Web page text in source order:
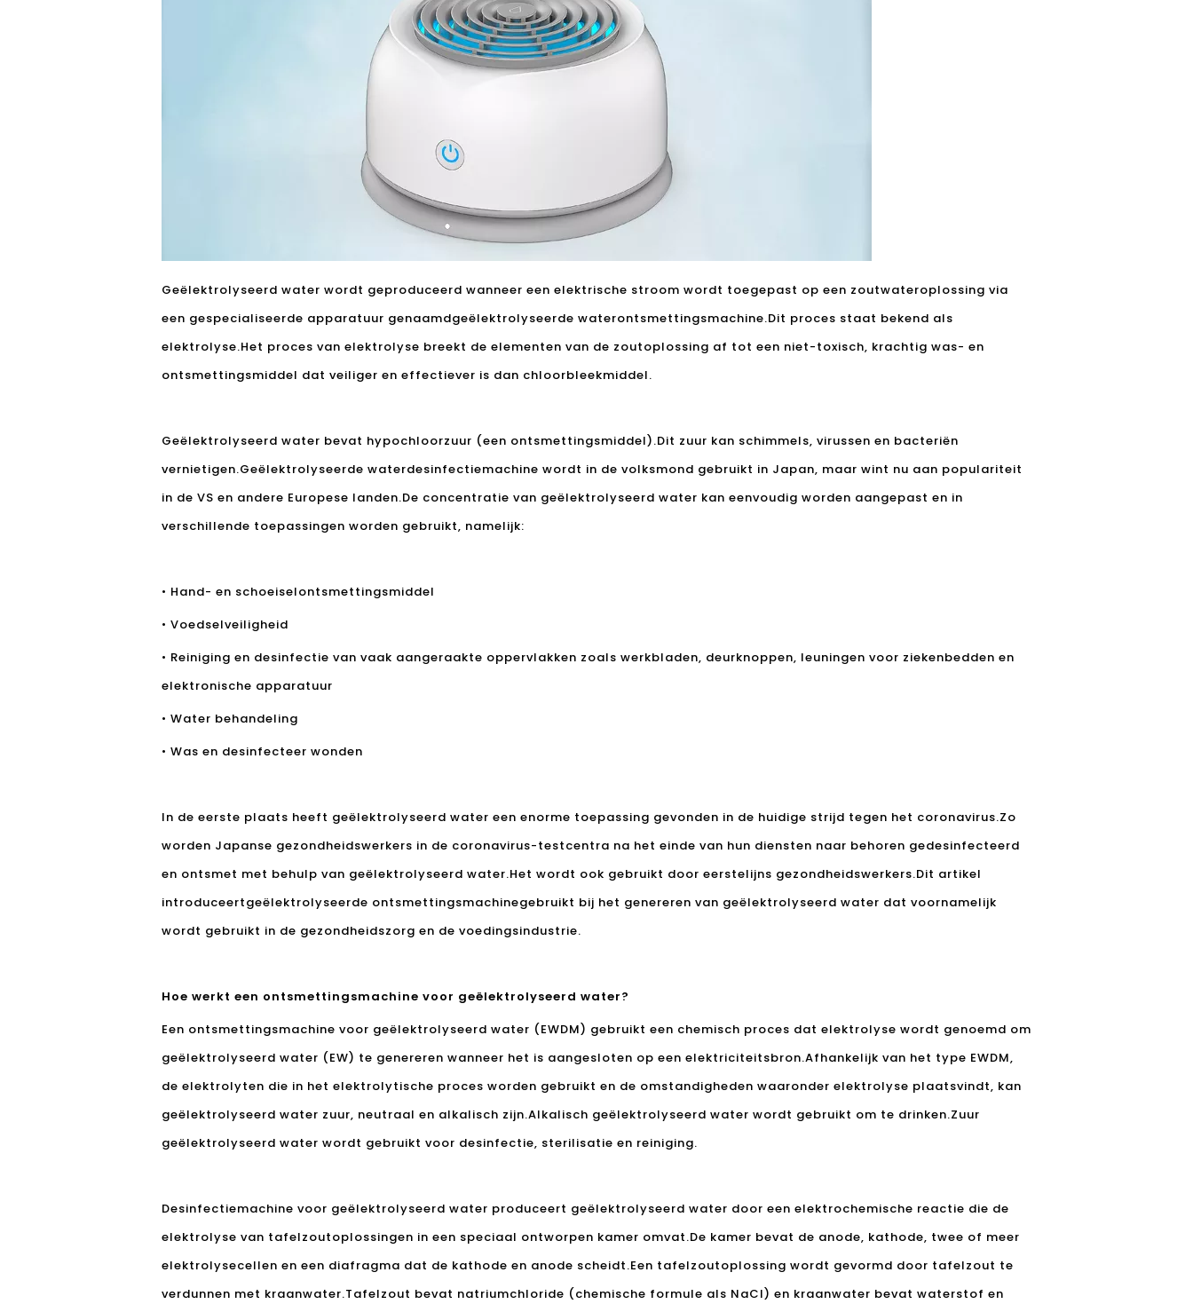
Geëlektrolyseerd water wordt geproduceerd wanneer een elektrische stroom wordt toegepast op een zoutwateroplossing via
een gespecialiseerde apparatuur genaamdgeëlektrolyseerde waterontsmettingsmachine.Dit proces staat bekend als
elektrolyse.Het proces van elektrolyse breekt de elementen van de zoutoplossing af tot een niet-toxisch, krachtig was- en
ontsmettingsmiddel dat veiliger en effectiever is dan chloorbleekmiddel.
Geëlektrolyseerd water bevat hypochloorzuur (een ontsmettingsmiddel).Dit zuur kan schimmels, virussen en bacteriën
vernietigen.Geëlektrolyseerde waterdesinfectiemachine wordt in de volksmond gebruikt in Japan, maar wint nu aan populariteit
in de VS en andere Europese landen.De concentratie van geëlektrolyseerd water kan eenvoudig worden aangepast en in
verschillende toepassingen worden gebruikt, namelijk:
• Hand- en schoeiselontsmettingsmiddel
• Voedselveiligheid
• Reiniging en desinfectie van vaak aangeraakte oppervlakken zoals werkbladen, deurknoppen, leuningen voor ziekenbedden en
elektronische apparatuur
• Water behandeling
• Was en desinfecteer wonden
In de eerste plaats heeft geëlektrolyseerd water een enorme toepassing gevonden in de huidige strijd tegen het coronavirus.Zo
worden Japanse gezondheidswerkers in de coronavirus-testcentra na het einde van hun diensten naar behoren gedesinfecteerd
en ontsmet met behulp van geëlektrolyseerd water.Het wordt ook gebruikt door eerstelijns gezondheidswerkers.Dit artikel
introduceertgeëlektrolyseerde ontsmettingsmachinegebruikt bij het genereren van geëlektrolyseerd water dat voornamelijk
wordt gebruikt in de gezondheidszorg en de voedingsindustrie.
Hoe werkt een ontsmettingsmachine voor geëlektrolyseerd water?
Een ontsmettingsmachine voor geëlektrolyseerd water (EWDM) gebruikt een chemisch proces dat elektrolyse wordt genoemd om
geëlektrolyseerd water (EW) te genereren wanneer het is aangesloten op een elektriciteitsbron.Afhankelijk van het type EWDM,
de elektrolyten die in het elektrolytische proces worden gebruikt en de omstandigheden waaronder elektrolyse plaatsvindt, kan
geëlektrolyseerd water zuur, neutraal en alkalisch zijn.Alkalisch geëlektrolyseerd water wordt gebruikt om te drinken.Zuur
geëlektrolyseerd water wordt gebruikt voor desinfectie, sterilisatie en reiniging.
Desinfectiemachine voor geëlektrolyseerd water produceert geëlektrolyseerd water door een elektrochemische reactie die de
elektrolyse van tafelzoutoplossingen in een speciaal ontworpen kamer omvat.De kamer bevat de anode, kathode, twee of meer
elektrolysecellen en een diafragma dat de kathode en anode scheidt.Een tafelzoutoplossing wordt gevormd door tafelzout te
verdunnen met kraanwater.Tafelzout bevat natriumchloride (chemische formule als NaCl) en kraanwater bevat waterstof en